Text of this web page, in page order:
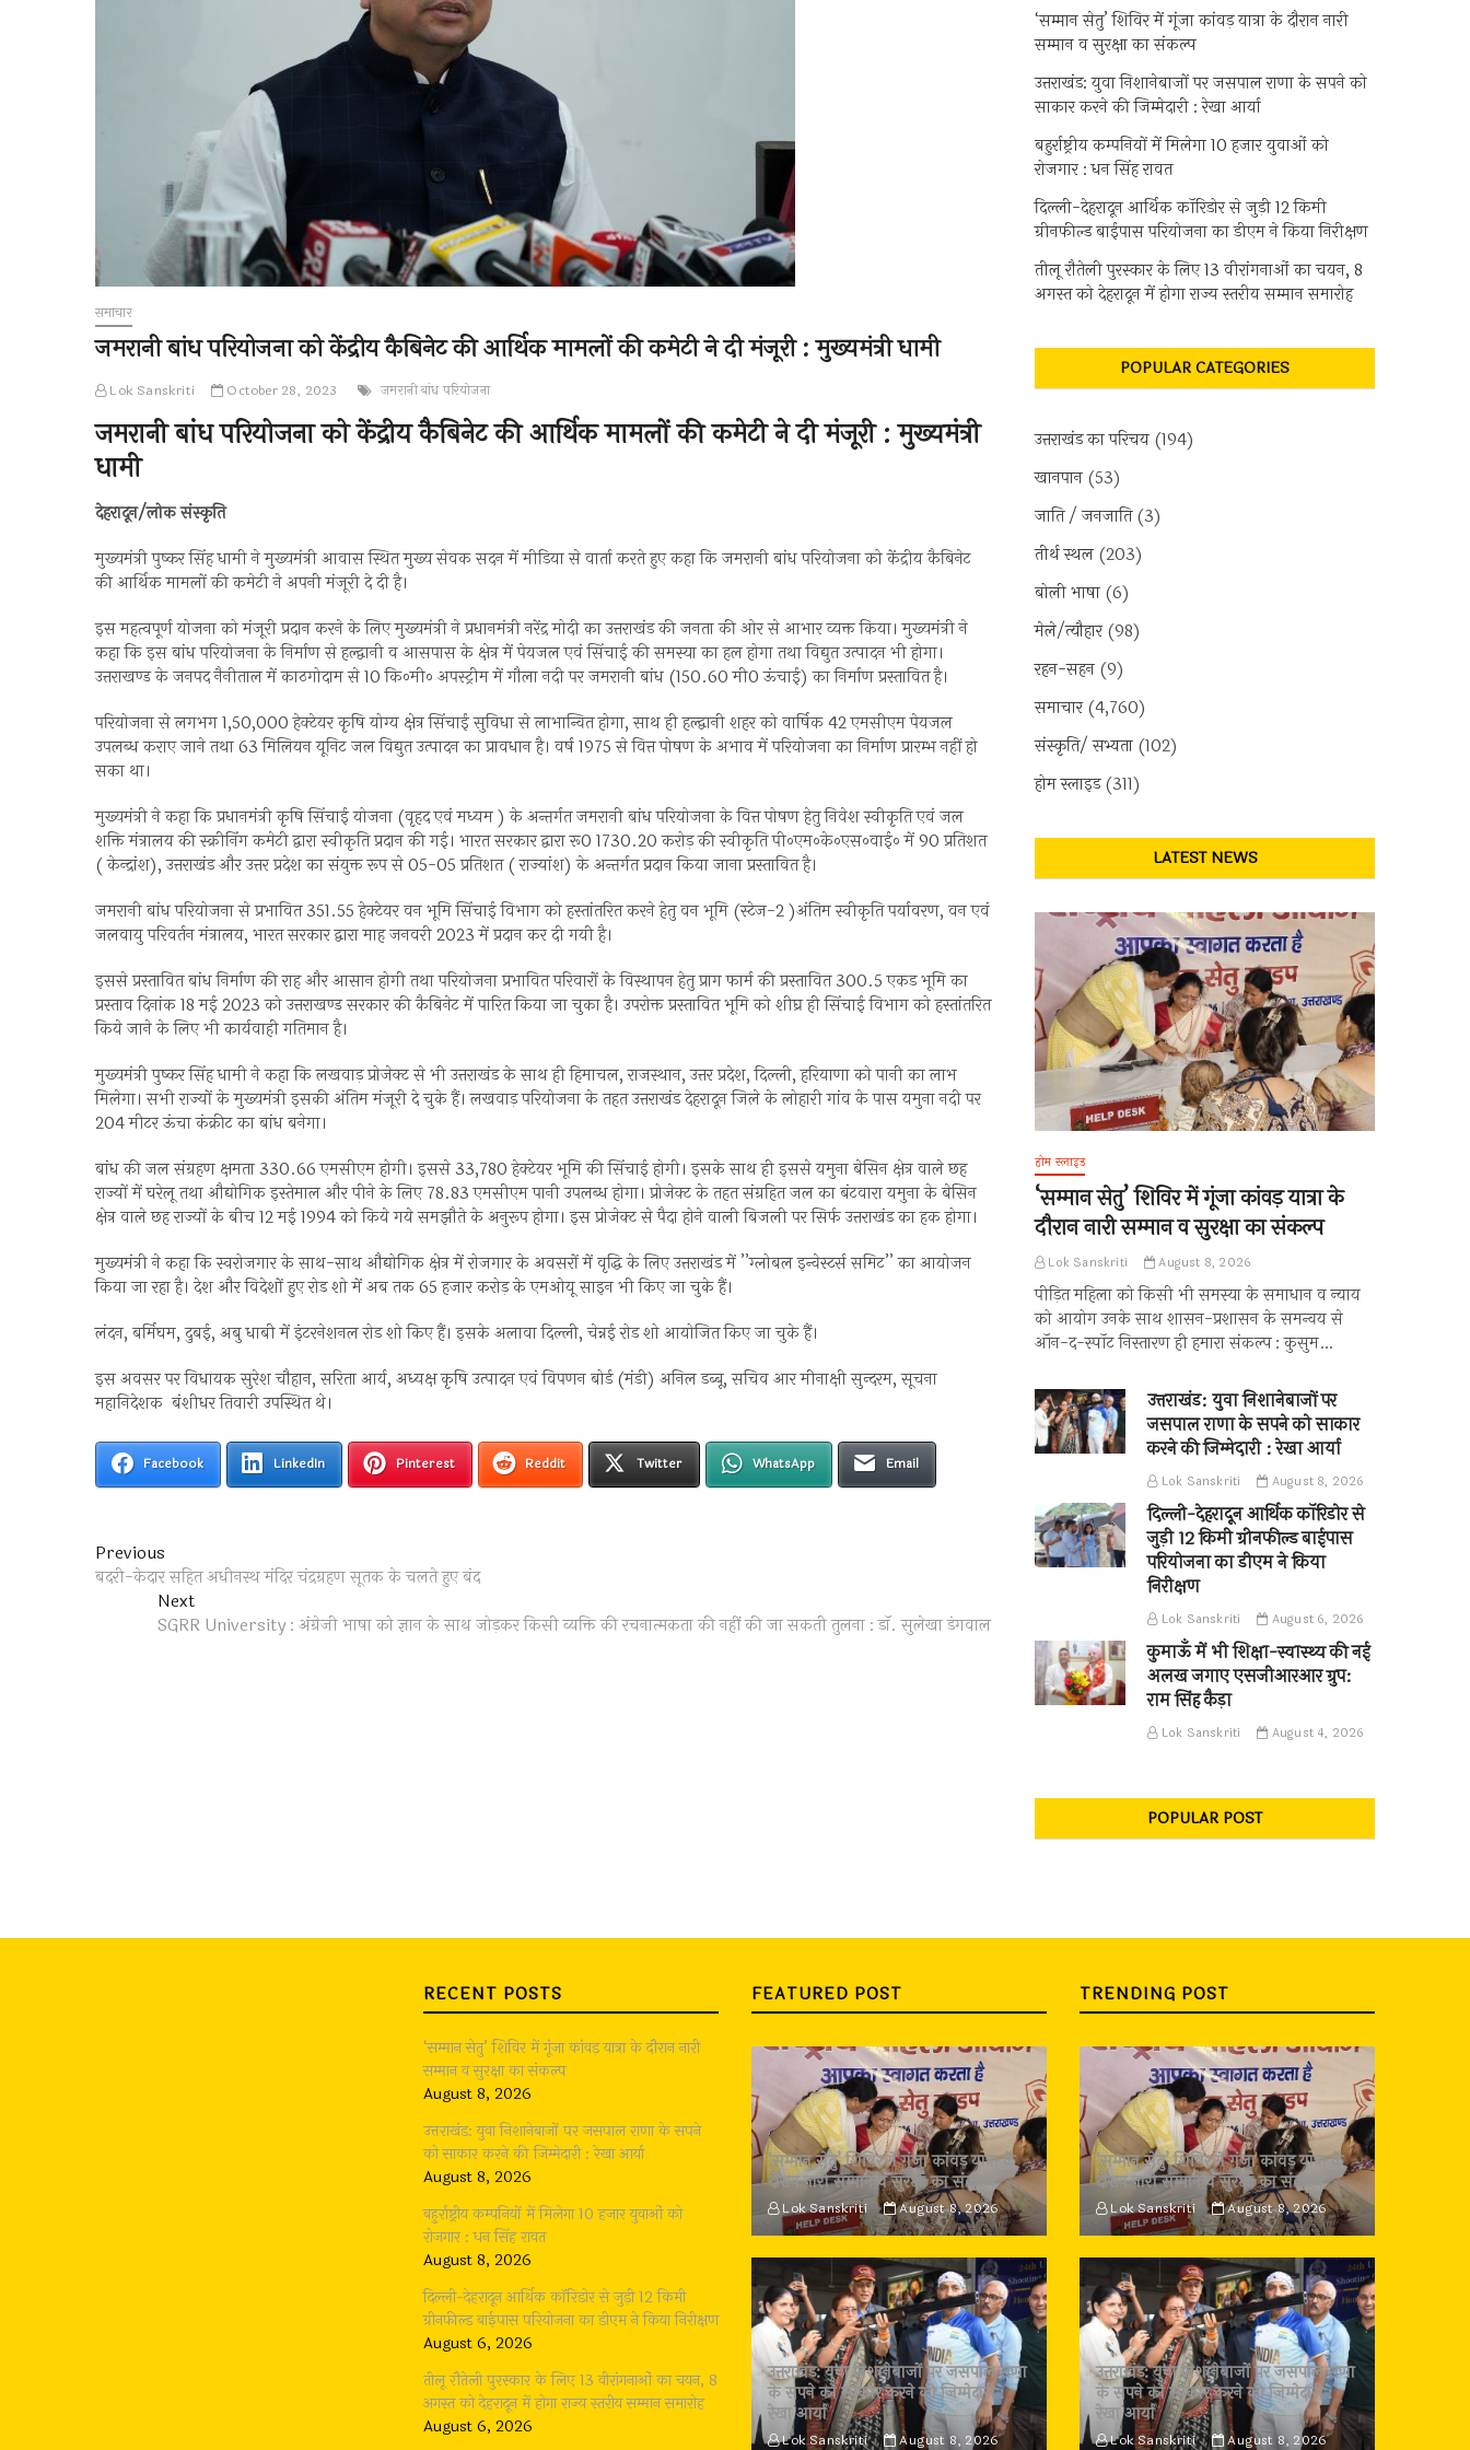
समाचार
जमरानी बांध परियोजना को केंद्रीय कैबिनेट की आर्थिक मामलों की कमेटी ने दी मंजूरी : मुख्यमंत्री धामी
Lok Sanskriti October 28, 2023 जमरानी बांध परियोजना
जमरानी बांध परियोजना को केंद्रीय कैबिनेट की आर्थिक मामलों की कमेटी ने दी मंजूरी : मुख्यमंत्री
धामी
देहरादून/लोक संस्कृति
मुख्यमंत्री पुष्कर सिंह धामी ने मुख्यमंत्री आवास स्थित मुख्य सेवक सदन में मीडिया से वार्ता करते हुए कहा कि जमरानी बांध परियोजना को केंद्रीय कैबिनेट
की आर्थिक मामलों की कमेटी ने अपनी मंजूरी दे दी है।
इस महत्वपूर्ण योजना को मंजूरी प्रदान करने के लिए मुख्यमंत्री ने प्रधानमंत्री नरेंद्र मोदी का उत्तराखंड की जनता की ओर से आभार व्यक्त किया। मुख्यमंत्री ने
कहा कि इस बांध परियोजना के निर्माण से हल्द्वानी व आसपास के क्षेत्र में पेयजल एवं सिंचाई की समस्या का हल होगा तथा विद्युत उत्पादन भी होगा।
उत्तराखण्ड के जनपद नैनीताल में काठगोदाम से 10 कि०मी० अपस्ट्रीम में गौला नदी पर जमरानी बांध (150.60 मी0 ऊंचाई) का निर्माण प्रस्तावित है।
परियोजना से लगभग 1,50,000 हेक्टेयर कृषि योग्य क्षेत्र सिंचाई सुविधा से लाभान्वित होगा, साथ ही हल्द्वानी शहर को वार्षिक 42 एमसीएम पेयजल
उपलब्ध कराए जाने तथा 63 मिलियन यूनिट जल विद्युत उत्पादन का प्रावधान है। वर्ष 1975 से वित्त पोषण के अभाव में परियोजना का निर्माण प्रारम्भ नहीं हो
सका था।
मुख्यमंत्री ने कहा कि प्रधानमंत्री कृषि सिंचाई योजना (वृहद एवं मध्यम ) के अन्तर्गत जमरानी बांध परियोजना के वित्त पोषण हेतु निवेश स्वीकृति एवं जल
शक्ति मंत्रालय की स्क्रीनिंग कमेटी द्वारा स्वीकृति प्रदान की गई। भारत सरकार द्वारा रू0 1730.20 करोड़ की स्वीकृति पी०एम०के०एस०वाई० में 90 प्रतिशत
( केन्द्रांश), उत्तराखंड और उत्तर प्रदेश का संयुक्त रूप से 05-05 प्रतिशत ( राज्यांश) के अन्तर्गत प्रदान किया जाना प्रस्तावित है।
जमरानी बांध परियोजना से प्रभावित 351.55 हेक्टेयर वन भूमि सिंचाई विभाग को हस्तांतरित करने हेतु वन भूमि (स्टेज-2 )अंतिम स्वीकृति पर्यावरण, वन एवं
जलवायु परिवर्तन मंत्रालय, भारत सरकार द्वारा माह जनवरी 2023 में प्रदान कर दी गयी है।
इससे प्रस्तावित बांध निर्माण की राह और आसान होगी तथा परियोजना प्रभावित परिवारों के विस्थापन हेतु प्राग फार्म की प्रस्तावित 300.5 एकड भूमि का
प्रस्ताव दिनांक 18 मई 2023 को उत्तराखण्ड सरकार की कैबिनेट में पारित किया जा चुका है। उपरोक्त प्रस्तावित भूमि को शीघ्र ही सिंचाई विभाग को हस्तांतरित
किये जाने के लिए भी कार्यवाही गतिमान है।
मुख्यमंत्री पुष्कर सिंह धामी ने कहा कि लखवाड़ प्रोजेक्ट से भी उत्तराखंड के साथ ही हिमाचल, राजस्थान, उत्तर प्रदेश, दिल्ली, हरियाणा को पानी का लाभ
मिलेगा। सभी राज्यों के मुख्यमंत्री इसकी अंतिम मंजूरी दे चुके हैं। लखवाड़ परियोजना के तहत उत्तराखंड देहरादून जिले के लोहारी गांव के पास यमुना नदी पर
204 मीटर ऊंचा कंक्रीट का बांध बनेगा।
बांध की जल संग्रहण क्षमता 330.66 एमसीएम होगी। इससे 33,780 हेक्टेयर भूमि की सिंचाई होगी। इसके साथ ही इससे यमुना बेसिन क्षेत्र वाले छह
राज्यों में घरेलू तथा औद्योगिक इस्तेमाल और पीने के लिए 78.83 एमसीएम पानी उपलब्ध होगा। प्रोजेक्ट के तहत संग्रहित जल का बंटवारा यमुना के बेसिन
क्षेत्र वाले छह राज्यों के बीच 12 मई 1994 को किये गये समझौते के अनुरूप होगा। इस प्रोजेक्ट से पैदा होने वाली बिजली पर सिर्फ उत्तराखंड का हक होगा।
मुख्यमंत्री ने कहा कि स्वरोजगार के साथ-साथ औद्योगिक क्षेत्र में रोजगार के अवसरों में वृद्धि के लिए उत्तराखंड में ’’ग्लोबल इन्वेस्टर्स समिट’’ का आयोजन
किया जा रहा है। देश और विदेशों हुए रोड शो में अब तक 65 हजार करोड़ के एमओयू साइन भी किए जा चुके हैं।
लंदन, बर्मिघम, दुबई, अबु धाबी में इंटरनेशनल रोड शो किए हैं। इसके अलावा दिल्ली, चेन्नई रोड शो आयोजित किए जा चुके हैं।
इस अवसर पर विधायक सुरेश चौहान, सरिता आर्य, अध्यक्ष कृषि उत्पादन एवं विपणन बोर्ड (मंडी) अनिल डब्बू, सचिव आर मीनाक्षी सुन्दरम, सूचना
महानिदेशक बंशीधर तिवारी उपस्थित थे।
Facebook LinkedIn Pinterest Reddit Twitter WhatsApp Email
Post
navigation
Previous
post:
बदरी-केदार सहित अधीनस्थ मंदिर चंद्रग्रहण सूतक के चलते हुए बंद
NextNext
post:
SGRR University : अंग्रेजी भाषा को ज्ञान के साथ जोड़कर किसी व्यक्ति की रचनात्मकता की नहीं की जा सकती तुलना : डाॅ. सुलेखा डंगवाल
‘सम्मान सेतु’ शिविर में गूंजा कांवड़ यात्रा के दौरान नारी
सम्मान व सुरक्षा का संकल्प
उत्तराखंड: युवा निशानेबाजों पर जसपाल राणा के सपने को
साकार करने की जिम्मेदारी : रेखा आर्या
बहुर्राष्ट्रीय कम्पनियों में मिलेगा 10 हजार युवाओं को
रोजगार : धन सिंह रावत
दिल्ली-देहरादून आर्थिक कॉरिडोर से जुड़ी 12 किमी
ग्रीनफील्ड बाईपास परियोजना का डीएम ने किया निरीक्षण
तीलू रौतेली पुरस्कार के लिए 13 वीरांगनाओं का चयन, 8
अगस्त को देहरादून में होगा राज्य स्तरीय सम्मान समारोह
POPULAR CATEGORIES
उत्तराखंड का परिचय (194)
खानपान (53)
जाति / जनजाति(3)
तीर्थ स्थल (203)
बोली भाषा (6)
मेले/त्यौहार(98)
रहन-सहन (9)
समाचार(4,760)
संस्कृति/ सभ्यता (102)
होम स्लाइड(311)
LATEST NEWS
होम स्लाइड
‘सम्मान सेतु’ शिविर में गूंजा कांवड़ यात्रा के
दौरान नारी सम्मान व सुरक्षा का संकल्प
Lok Sanskriti August 8, 2026
पीड़ित महिला को किसी भी समस्या के समाधान व न्याय
को आयोग उनके साथ शासन-प्रशासन के समन्वय से
ऑन-द-स्पॉट निस्तारण ही हमारा संकल्प : कुसुम…
उत्तराखंड: युवा निशानेबाजों पर
जसपाल राणा के सपने को साकार
करने की जिम्मेदारी : रेखा आर्या
Lok Sanskriti August 8, 2026
दिल्ली-देहरादून आर्थिक कॉरिडोर से
जुड़ी 12 किमी ग्रीनफील्ड बाईपास
परियोजना का डीएम ने किया
निरीक्षण
Lok Sanskriti August 6, 2026
कुमाऊँ में भी शिक्षा-स्वास्थ्य की नई
अलख जगाए एसजीआरआर ग्रुप:
राम सिंह कैड़ा
Lok Sanskriti August 4, 2026
POPULAR POST
RECENT POSTS
‘सम्मान सेतु’ शिविर में गूंजा कांवड़ यात्रा के दौरान नारी
सम्मान व सुरक्षा का संकल्प
August 8, 2026
उत्तराखंड: युवा निशानेबाजों पर जसपाल राणा के सपने
को साकार करने की जिम्मेदारी : रेखा आर्या
August 8, 2026
बहुर्राष्ट्रीय कम्पनियों में मिलेगा 10 हजार युवाओं को
रोजगार : धन सिंह रावत
August 8, 2026
दिल्ली-देहरादून आर्थिक कॉरिडोर से जुड़ी 12 किमी
ग्रीनफील्ड बाईपास परियोजना का डीएम ने किया निरीक्षण
August 6, 2026
तीलू रौतेली पुरस्कार के लिए 13 वीरांगनाओं का चयन, 8
अगस्त को देहरादून में होगा राज्य स्तरीय सम्मान समारोह
August 6, 2026
FEATURED POST
‘सम्मान सेतु’ शिविर में गूंजा कांवड़ यात्रा के
दौरान नारी सम्मान व सुरक्षा का संकल्प
Lok Sanskriti August 8, 2026
उत्तराखंड: युवा निशानेबाजों पर जसपाल राणा
के सपने को साकार करने की जिम्मेदारी :
रेखा आर्या
Lok Sanskriti August 8, 2026
TRENDING POST
‘सम्मान सेतु’ शिविर में गूंजा कांवड़ यात्रा के
दौरान नारी सम्मान व सुरक्षा का संकल्प
Lok Sanskriti August 8, 2026
उत्तराखंड: युवा निशानेबाजों पर जसपाल राणा
के सपने को साकार करने की जिम्मेदारी :
रेखा आर्या
Lok Sanskriti August 8, 2026